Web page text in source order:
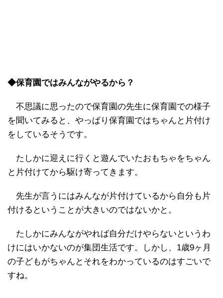
◆保育園ではみんながやるから？
不思議に思ったので保育園の先生に保育園での様子
を聞いてみると、やっぱり保育園ではちゃんと片付け
をしているそうです。
たしかに迎えに行くと遊んでいたおもちゃをちゃん
と片付けてから駆け寄ってきます。
先生が言うにはみんなが片付けているから自分も片
付けるということが大きいのではないかと。
たしかにみんながやれば自分だけやらないというわ
けにはいかないのが集団生活です。しかし、1歳9ヶ月
の子どもがちゃんとそれをわかっているのはすごいで
すね。